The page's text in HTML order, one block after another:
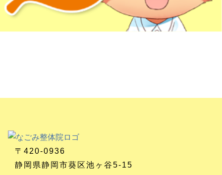
〒420-0936
静岡県静岡市葵区池ヶ谷5-15